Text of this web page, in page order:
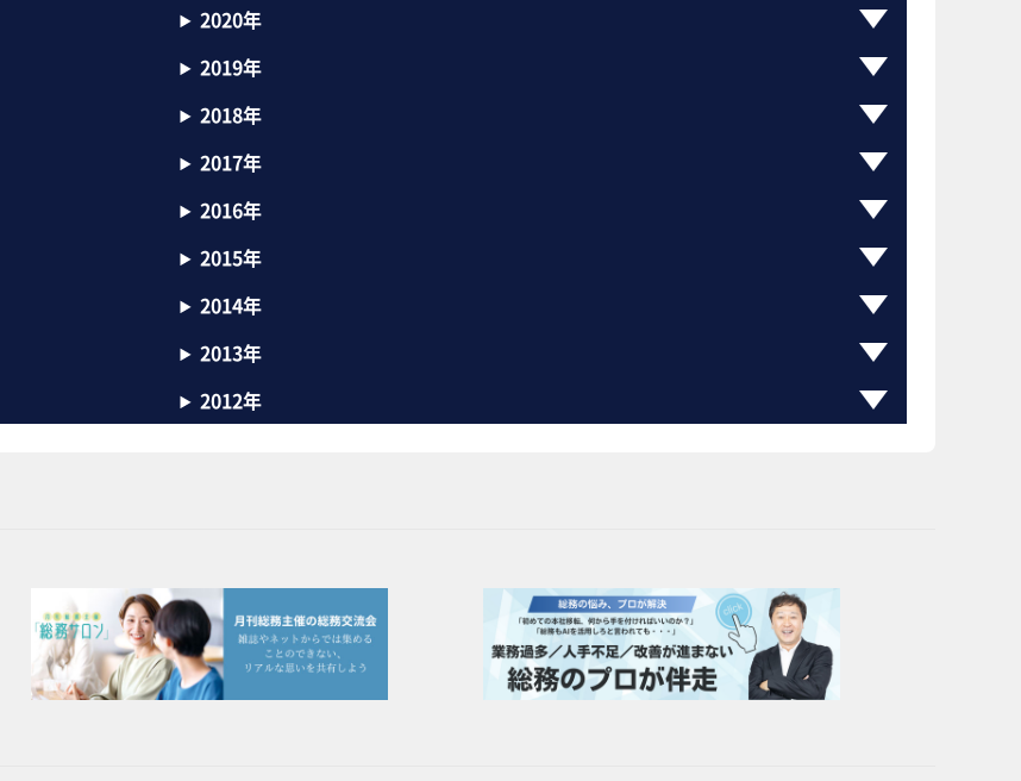
2020年
2019年
2018年
2017年
2016年
2015年
2014年
2013年
2012年